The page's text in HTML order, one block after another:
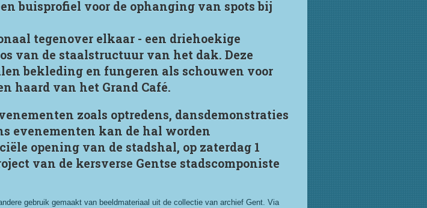
buisprofiel voor de ophanging van spots bij
tegenover elkaar - een driehoekige
van de staalstructuur van het dak. Deze
bekleding en fungeren als schouwen voor
haard van het Grand Café.
zoals optredens, dansdemonstraties
evenementen kan de hal worden
opening van de stadshal, op zaterdag 1
van de kersverse Gentse stadscomponiste
gebruik gemaakt van beeldmateriaal uit de collectie van archief Gent. Via